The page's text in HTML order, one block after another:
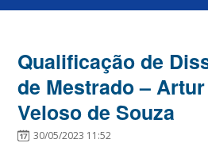
Qualificação de
de Mestrado –
Veloso de Souza
30/05/2023 11:52